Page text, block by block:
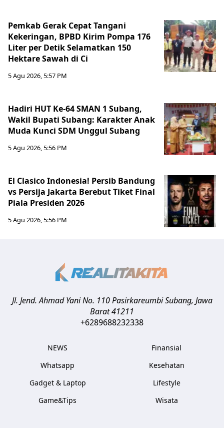
Pemkab Gerak Cepat Tangani
Kekeringan, BPBD Kirim Pompa 176
Liter per Detik Selamatkan 150
Hektare Sawah di Ci
5 Agu 2026, 5:57 PM
Hadiri HUT Ke-64 SMAN 1 Subang,
Wakil Bupati Subang: Karakter Anak
Muda Kunci SDM Unggul Subang
5 Agu 2026, 5:56 PM
El Clasico Indonesia! Persib Bandung
vs Persija Jakarta Berebut Tiket Final
Piala Presiden 2026
5 Agu 2026, 5:56 PM
Jl. Jend. Ahmad Yani No. 110 Pasirkareumbi Subang, Jawa
Barat41211
+6289688232338
NEWS
Whatsapp
Gadget & Laptop
Game&Tips
Finansial
Kesehatan
Lifestyle
Wisata